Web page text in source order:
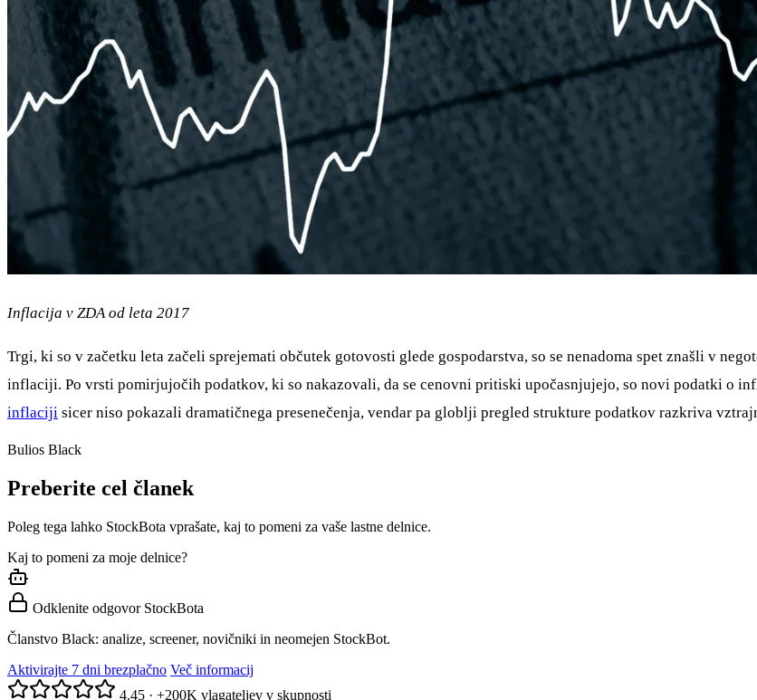
Inflacija v ZDA od leta 2017
Trgi, ki so v začetku leta začeli sprejemati občutek gotovosti glede gospodarstva, so se nenadoma spet znašli v
inflaciji. Po vrsti pomirjujočih podatkov, ki so nakazovali, da se cenovni pritiski upočasnjujejo, so novi podatki o
inflaciji sicer niso pokazali dramatičnega presenečenja, vendar pa globlji pregled strukture podatkov razkriva
Bulios Black
Preberite cel članek
Poleg tega lahko StockBota vprašate, kaj to pomeni za vaše lastne delnice.
Kaj to pomeni za moje delnice?
Odklenite odgovor StockBota
Članstvo Black: analize, screener, novičniki in neomejen StockBot.
Aktivirajte 7 dni brezplačno Več informacij
4.45 · +200K vlagateljev v skupnosti